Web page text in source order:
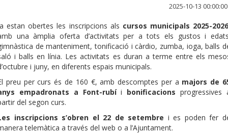
2025-10-13 00:00:00
estan obertes les inscripcions als cursos municipals 2025-2026
una àmplia oferta d’activitats per a tots els gustos i
de manteniment, tonificació i càrdio, zumba, ioga, balls
i balls en línia. Les activitats es duran a terme entre els
i juny, en diferents espais municipals.
preu per curs és de 160 €, amb descomptes per a majors de
empadronats a Font-rubíi bonificacions progressives
del segon curs.
inscripcions s’obren el 22 de setembre i es poden fer
telemàtica a través del web o a l’Ajuntament.